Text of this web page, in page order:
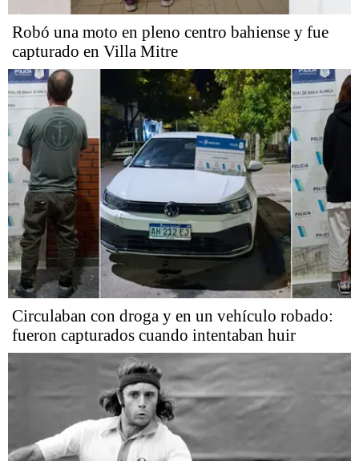
Robó una moto en pleno centro bahiense y fue
capturado en Villa Mitre
Circulaban con droga y en un vehículo robado:
fueron capturados cuando intentaban huir